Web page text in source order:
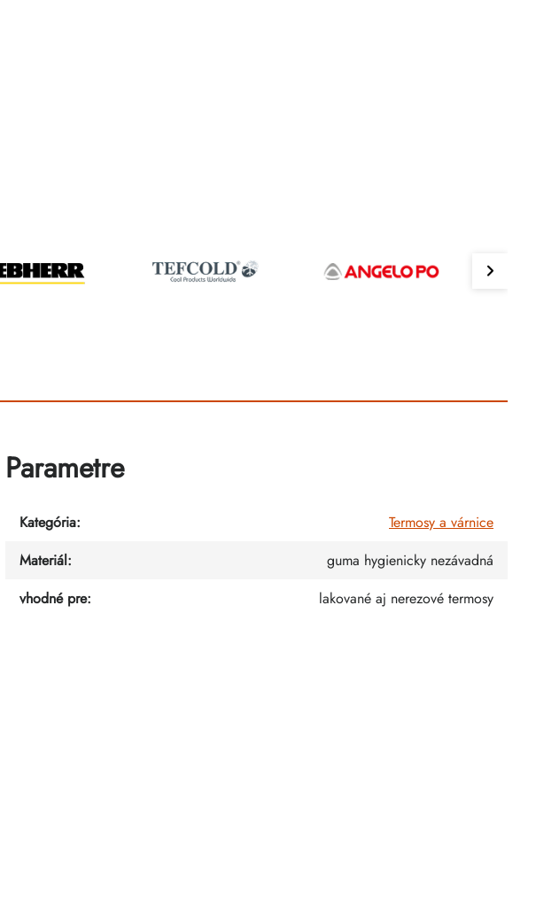
Parametre
Kategória:
Termosy a várnice
Materiál:
guma hygienicky nezávadná
vhodné pre: lakované aj nerezové termosy